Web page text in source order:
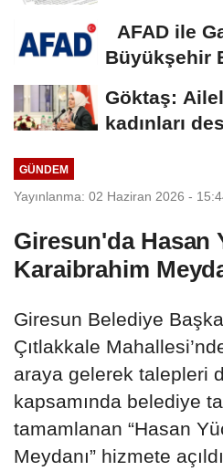
AFAD ile
Büyükşehir
Göktaş:
kadınları
GÜNDEM
Yayınlanma: 02 Haziran 2026 -
Giresun'da Hasan
Karaibrahim
Giresun Belediye
Çıtlakkale
araya gelerek talepleri
kapsamında belediye
tamamlanan “Hasan
Meydanı” hizmete